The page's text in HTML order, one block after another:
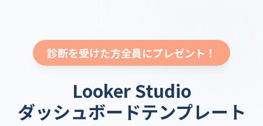
診断を受けた方全員にプレゼント！
Looker Studio
ダッシュボードテンプレート